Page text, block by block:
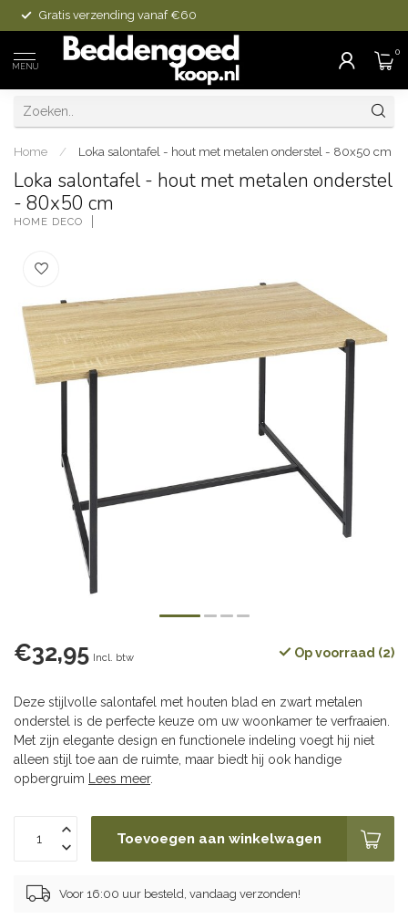
Gratis verzending vanaf €60
MENU
0
Home / Loka salontafel - hout met metalen onderstel - 80x50 cm
Loka salontafel - hout met metalen onderstel
- 80x50 cm
HOME DECO
€32,95 Incl. btw Op voorraad (2)
Deze stijlvolle salontafel met houten blad en zwart metalen
onderstel is de perfecte keuze om uw woonkamer te verfraaien.
Met zijn elegante design en functionele indeling voegt hij niet
alleen stijl toe aan de ruimte, maar biedt hij ook handige
opbergruim
Lees meer.
Toevoegen aan winkelwagen
Voor 16:00 uur besteld, vandaag verzonden!